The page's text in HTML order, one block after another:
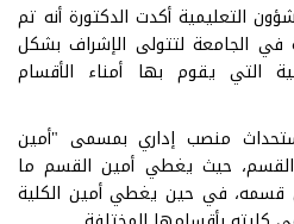
التعليمية أكدت الدكتورة أنه تم
في الجامعة لتتولى الإشراف بشكل
التي يقوم بها أمناء الأقسام
منصب إداري بمسمى "أمين
حيث يغطي أمين القسم ما
قسمه، في حين يغطي أمين الكلية